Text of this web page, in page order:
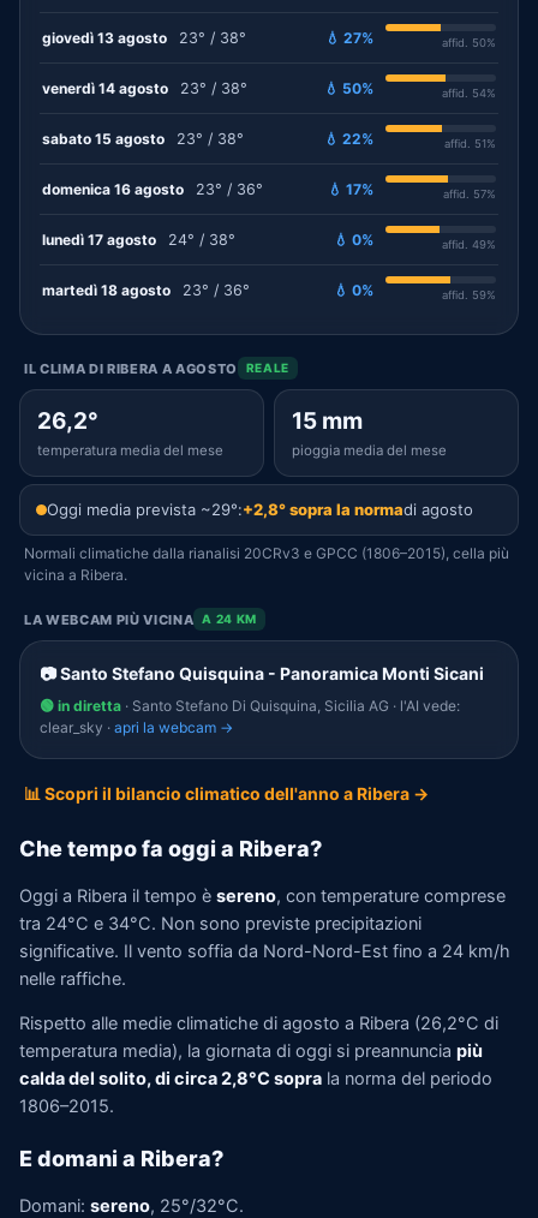
giovedì 13 agosto 23° / 38° 💧 27% affid. 50%
venerdì 14 agosto 23° / 38° 💧 50% affid. 54%
sabato 15 agosto 23° / 38° 💧 22% affid. 51%
domenica 16 agosto 23° / 36° 💧 17% affid. 57%
lunedì 17 agosto 24° / 38° 💧 0% affid. 49%
martedì 18 agosto 23° / 36° 💧 0% affid. 59%
IL CLIMA DI RIBERA A AGOSTO REALE
26,2°
temperatura media del mese
15 mm
pioggia media del mese
Oggi media prevista ~29°:+2,8° sopra la normadi agosto
Normali climatiche dalla rianalisi 20CRv3 e GPCC (1806–2015), cella più
vicina a Ribera.
LA WEBCAM PIÙ VICINA A 24 KM
📷 Santo Stefano Quisquina - Panoramica Monti Sicani
🟢 in diretta · Santo Stefano Di Quisquina, Sicilia AG · l'AI vede:
clear_sky · apri la webcam →
📊 Scopri il bilancio climatico dell'anno a Ribera →
Che tempo fa oggi a Ribera?
Oggi a Ribera il tempo è sereno, con temperature comprese
tra 24°C e 34°C. Non sono previste precipitazioni
significative. Il vento soffia da Nord-Nord-Est fino a 24 km/h
nelle raffiche.
Rispetto alle medie climatiche di agosto a Ribera (26,2°C di
temperatura media), la giornata di oggi si preannuncia più
calda del solito, di circa 2,8°C sopra la norma del periodo
1806–2015.
E domani a Ribera?
Domani: sereno, 25°/32°C.